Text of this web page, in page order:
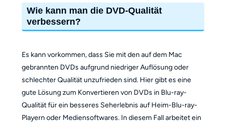
Wie kann man die DVD-Qualität
verbessern?
Es kann vorkommen, dass Sie mit den auf dem Mac
gebrannten DVDs aufgrund niedriger Auflösung oder
schlechter Qualität unzufrieden sind. Hier gibt es eine
gute Lösung zum Konvertieren von DVDs in Blu-ray-
Qualität für ein besseres Seherlebnis auf Heim-Blu-ray-
Playern oder Mediensoftwares. In diesem Fall arbeitet ein